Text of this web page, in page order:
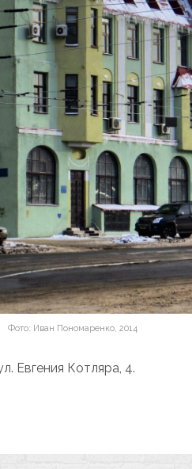
Фото: Иван Пономаренко, 2014
Евгения Котляра, 4.